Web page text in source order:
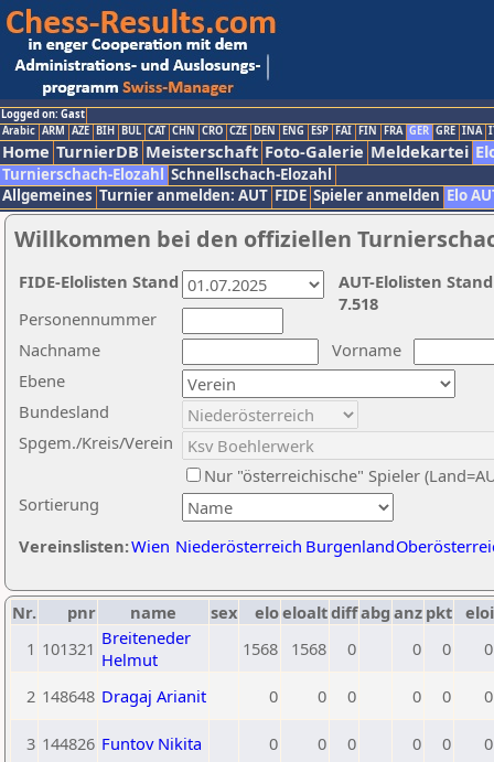
Logged on: Gast
Arabic ARM AZE BIH BUL CAT CHN CRO CZE DEN ENG ESP FAI FIN FRA GER GRE INA
Home TurnierDB Meisterschaft Foto-Galerie Meldekartei
Turnierschach-Elozahl Schnellschach-Elozahl
Allgemeines Turnier anmelden: AUT FIDE Spieler anmelden Elo
Willkommen bei den offiziellen
Nachname
Vorname
Ebene
Sortierung
Personennummer
Bundesland
Spgem./Kreis/Verein
Nur "österreichische" Spieler
Vereinslisten:Wien Niederösterreich Burgenland
AUT-Elolisten
7.518
FIDE-Elolisten Stand
Nr. pnr name sex eloeloaltdiffabg anz pkt eloi
1 101321 Breiteneder
Helmut
1568 1568 0 0 0 0
2 148648 Dragaj Arianit 0 0 0 0 0 0
3 144826 Funtov Nikita 0 0 0 0 0 0